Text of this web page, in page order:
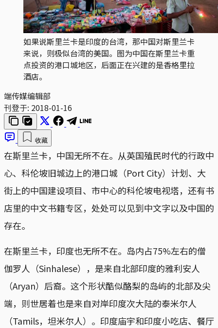
如果说斯里兰卡是印度的台湾，那中国对斯里兰卡
来说，则极似台湾的美国。图为中国在斯里兰卡重
点投资的港口城地区，后面正在兴建的是香格里拉
酒店。
端传媒编辑部
刊登于: 2018-01-16
收藏
在斯里兰卡，中国无所不在。从英国殖民时代的行政中
心、科伦坡旧城边上的港口城（Port City）计划、大
街上的中国建设项目、市中心的科伦坡电视塔，还有书
店里的中文书籍专区，处处可以见到中文字以及中国的
存在。
在斯里兰卡，印度也无所不在。岛内占75%左右的僧
伽罗人（Sinhalese），是来自北部印度的雅利安人
（Aryan）后裔。这个形状酷似酪梨的岛屿的北部及尖
端，则世居着也是来自对岸印度次大陆的泰米尔人
（Tamils，坦米尔人）。印度庙宇和印度小吃店、餐厅